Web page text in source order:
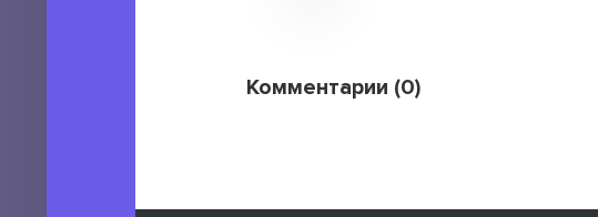
Комментарии (0)